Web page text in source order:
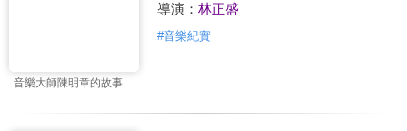
音樂大師陳明章的故事
導演： 林正盛
#音樂紀實